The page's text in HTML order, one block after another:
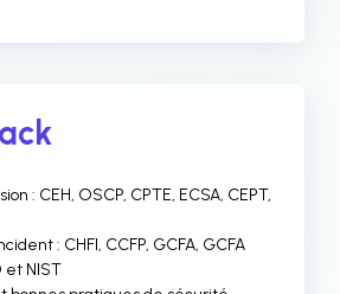
: CEH, OSCP, CPTE, ECSA, CEPT,
: CHFI, CCFP, GCFA, GCFA
et NIST